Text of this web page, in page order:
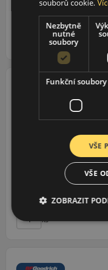
LETNÍ PNEU
Mud-Terrain
255/65R17 (114) Q
Údaje o štítku EPREL:
ks
souborů cookie.
Nezbytně
nutné
soubory
Funkční soubory
VŠE
VŠE
ZOBRAZIT